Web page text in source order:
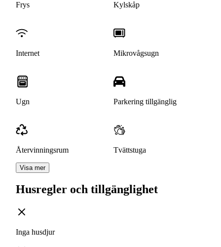
Frys Kylskåp
Internet Mikrovågsugn
Ugn Parkering tillgänglig
Återvinningsrum Tvättstuga
Visa mer
Husregler och tillgänglighet
Inga husdjur